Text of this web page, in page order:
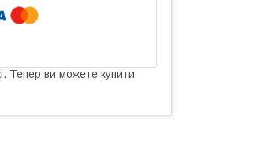
Тепер ви можете купити